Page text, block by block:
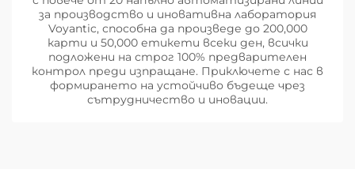
за производство и иновативна лаборатория
Voyantic, способна да произведе до 200,000
карти и 50,000 етикети всеки ден, всички
подложени на строг 100% предварителен
контрол преди изпращане. Приключете с нас в
формирането на устойчиво бъдеще чрез
сътрудничество и иновации.